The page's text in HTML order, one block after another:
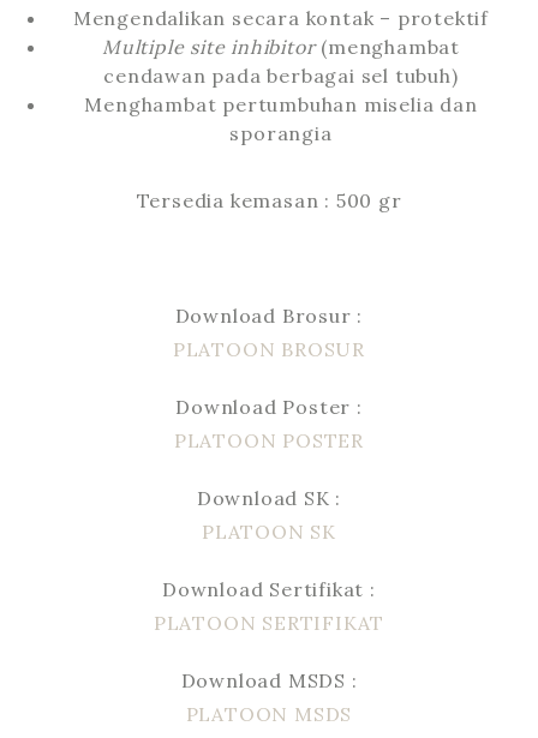
Mengendalikan secara kontak – protektif
Multiple site inhibitor(menghambat
cendawan pada berbagai sel tubuh)
Menghambat pertumbuhan miselia dan
sporangia
Tersedia kemasan : 500 gr
Download Brosur :
PLATOON BROSUR
Download Poster :
PLATOON POSTER
Download SK :
PLATOON SK
Download Sertifikat :
PLATOON SERTIFIKAT
Download MSDS :
PLATOON MSDS